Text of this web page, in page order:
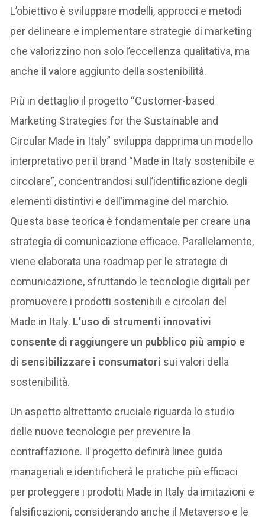
L’obiettivo è sviluppare modelli, approcci e metodi
per delineare e implementare strategie di marketing
che valorizzino non solo l’eccellenza qualitativa, ma
anche il valore aggiunto della sostenibilità.
Più in dettaglio il progetto “Customer-based
Marketing Strategies for the Sustainable and
Circular Made in Italy” sviluppa dapprima un modello
interpretativo per il brand “Made in Italy sostenibile e
circolare”, concentrandosi sull’identificazione degli
elementi distintivi e dell’immagine del marchio.
Questa base teorica è fondamentale per creare una
strategia di comunicazione efficace. Parallelamente,
viene elaborata una roadmap per le strategie di
comunicazione, sfruttando le tecnologie digitali per
promuovere i prodotti sostenibili e circolari del
Made in Italy. L’uso di strumenti innovativi
consente di raggiungere un pubblico più ampio e
di sensibilizzare i consumatori sui valori della
sostenibilità.
Un aspetto altrettanto cruciale riguarda lo studio
delle nuove tecnologie per prevenire la
contraffazione. Il progetto definirà linee guida
manageriali e identificherà le pratiche più efficaci
per proteggere i prodotti Made in Italy da imitazioni e
falsificazioni, considerando anche il Metaverso e le